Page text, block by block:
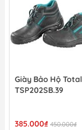
Giày Bảo Hộ Total
TSP202SB.39
385.000₫ 450.000₫